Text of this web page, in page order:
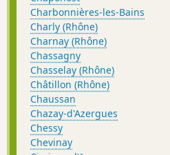
Charbonnières-les-Bains
Charly (Rhône)
Charnay (Rhône)
Chassagny
Chasselay (Rhône)
Châtillon (Rhône)
Chaussan
Chazay-d'Azergues
Chessy
Chevinay